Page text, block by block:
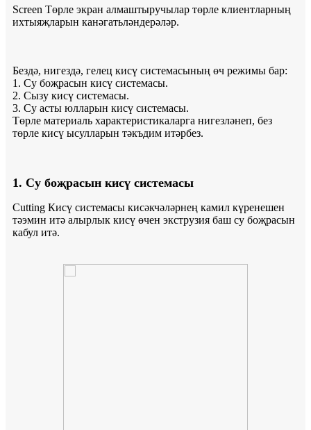
Screen Төрле экран алмаштыручылар төрле клиентларның
ихтыяҗларын канәгатьләндерәләр.
Бездә, нигездә, гелец кисү системасының өч режимы бар:
1. Су боҗрасын кисү системасы.
2. Сызу кисү системасы.
3. Су асты юлларын кисү системасы.
Төрле материаль характеристикаларга нигезләнеп, без
төрле кисү ысулларын тәкъдим итәрбез.
1. Су боҗрасын кисү системасы
Cutting Кисү системасы кисәкчәләрнең камил күренешен
тәэмин итә алырлык кисү өчен экструзия баш су боҗрасын
кабул итә.